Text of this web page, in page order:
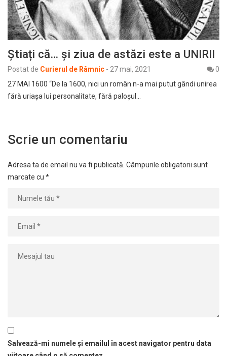
Știați că… și ziua de astăzi este a UNIRII
Postat de Curierul de Râmnic - 27 mai, 2021
0
27 MAI 1600 “De la 1600, nici un român n-a mai putut gândi unirea
fără uriașa lui personalitate, fără paloșul…
Scrie un comentariu
Adresa ta de email nu va fi publicată. Câmpurile obligatorii sunt
marcate cu *
Salvează-mi numele și emailul în acest navigator pentru data